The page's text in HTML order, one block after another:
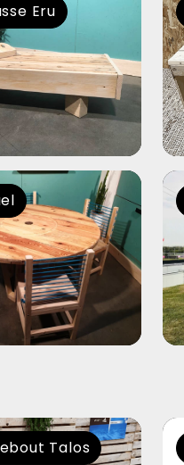
Eru
Talos